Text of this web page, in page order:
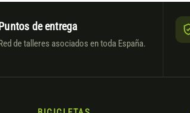
de entrega
Red de talleres asociados en toda España.